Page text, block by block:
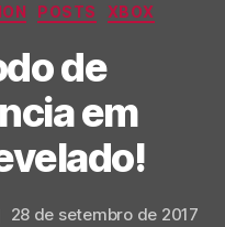
POSTS XBOX
de
em
28 de setembro de 2017